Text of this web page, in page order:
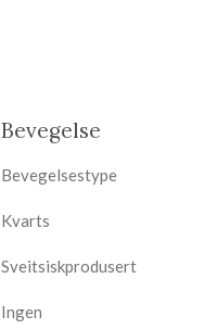
Bevegelse
Bevegelsestype
Kvarts
Sveitsiskprodusert
Ingen